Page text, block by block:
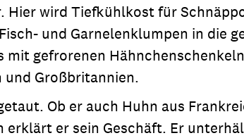
wird Tiefkühlkost für
und Garnelenklumpen in die
gefrorenen
und Großbritannien.
Ob er auch Huhn aus
erklärt er sein Geschäft. Er